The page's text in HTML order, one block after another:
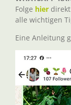
Folge hier
alle wichtigen
Eine Anleitung